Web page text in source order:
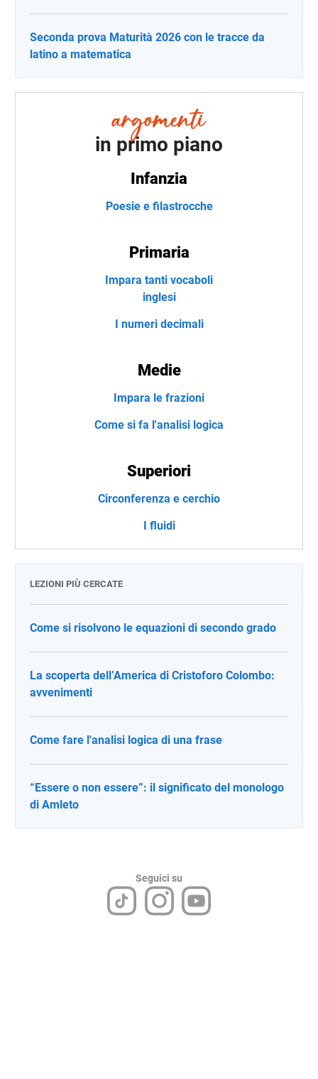
Seconda prova Maturità 2026 con le tracce da
latino a matematica
in primo piano
Infanzia
Poesie e filastrocche
Primaria
Impara tanti vocaboli
inglesi
I numeri decimali
Medie
Impara le frazioni
Come si fa l'analisi logica
Superiori
Circonferenza e cerchio
I fluidi
LEZIONI PIÙ CERCATE
Come si risolvono le equazioni di secondo grado
La scoperta dell’America di Cristoforo Colombo:
avvenimenti
Come fare l'analisi logica di una frase
“Essere o non essere”: il significato del monologo
di Amleto
Seguici su